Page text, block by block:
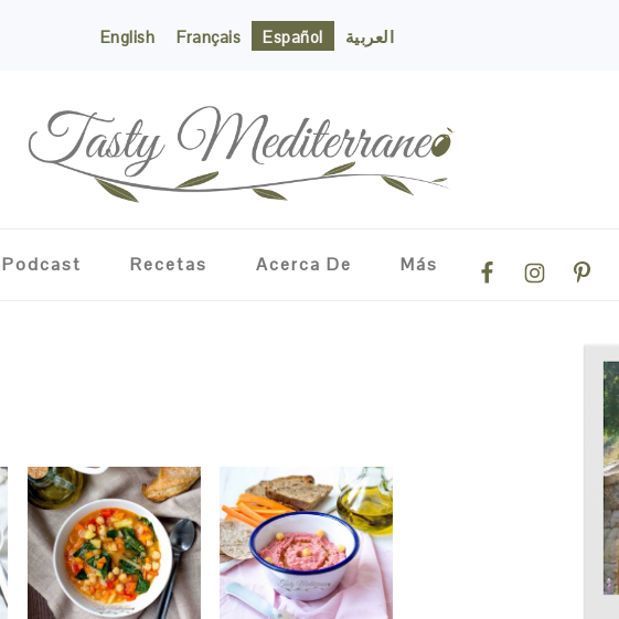
English Français Español العربية
Podcast Recetas Acerca De Más
NAVIGATION
MENU:
PRIMARY